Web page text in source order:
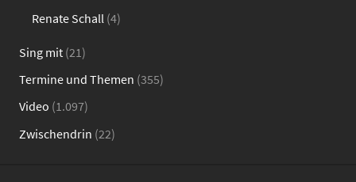
Renate Schall (4)
Sing mit (21)
Termine und Themen (355)
Video (1.097)
Zwischendrin (22)